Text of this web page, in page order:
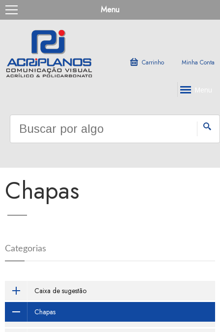
Menu
Carrinho Minha Conta
Menu
Chapas
Categorias
Caixa de sugestão
Chapas